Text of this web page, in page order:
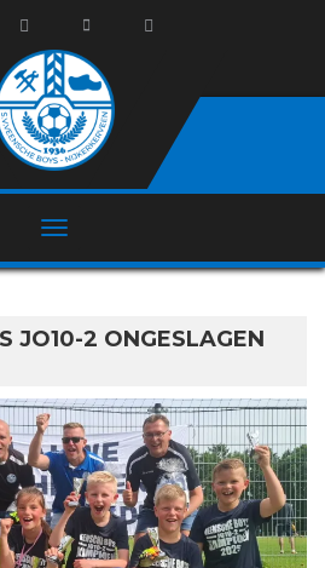
JO10-2 ONGESLAGEN